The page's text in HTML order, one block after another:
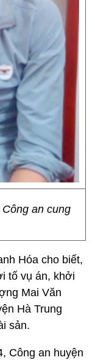
an cung
Hóa cho biết,
tố vụ án, khởi
Mai Văn
Hà Trung
sản.
Công an huyện